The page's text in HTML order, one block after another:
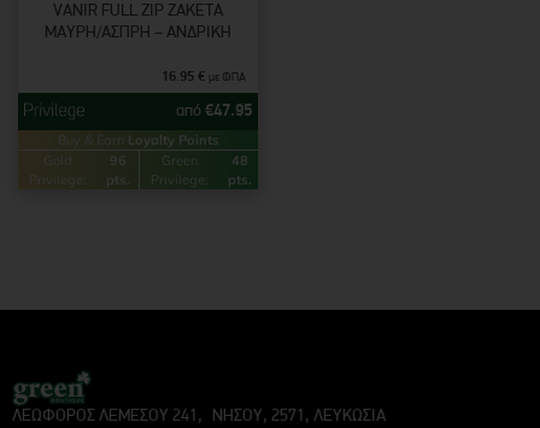
VANIR FULL ZIP ΖΑΚΈΤΑ
ΜΑΎΡΗ/ΆΣΠΡΗ – ΑΝΔΡΙΚΉ
16.95 € με ΦΠΑ
από €47.95
Buy & Earn Loyalty Points
Gold
Privilege:
96
pts.
Green
Privilege:
48
pts.
ΛΕΩΦΟΡΟΣ ΛΕΜΕΣΟΥ 241, ΝΗΣΟΥ, 2571, ΛΕΥΚΩΣΙΑ